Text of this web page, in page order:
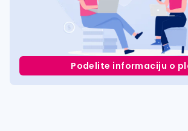
Podelite informaciju o